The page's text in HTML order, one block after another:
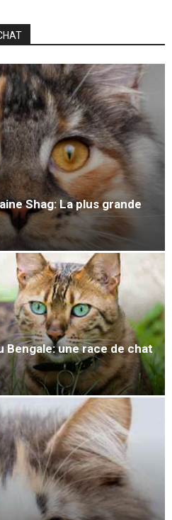
Shag: La plus grande
Bengale: une race de chat